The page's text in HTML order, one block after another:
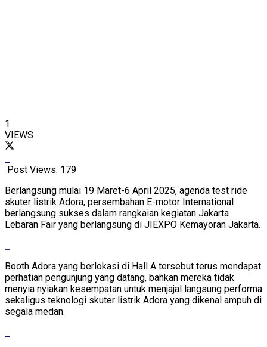
1
VIEWS
Post Views: 179
Berlangsung mulai 19 Maret-6 April 2025, agenda test ride
skuter listrik Adora, persembahan E-motor International
berlangsung sukses dalam rangkaian kegiatan Jakarta
Lebaran Fair yang berlangsung di JIEXPO Kemayoran Jakarta.
Booth Adora yang berlokasi di Hall A tersebut terus mendapat
perhatian pengunjung yang datang, bahkan mereka tidak
menyia nyiakan kesempatan untuk menjajal langsung performa
sekaligus teknologi skuter listrik Adora yang dikenal ampuh di
segala medan.